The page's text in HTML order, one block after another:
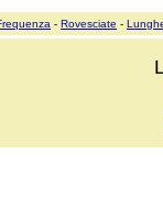
- Rovesciate -